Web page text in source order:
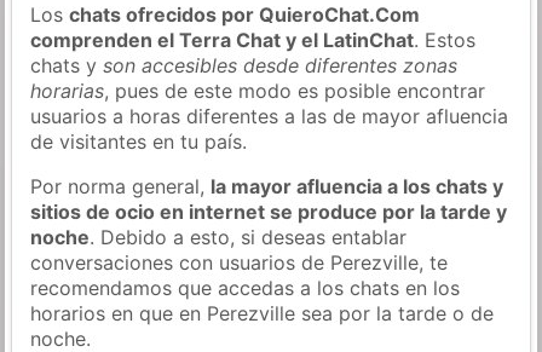
Loschats ofrecidos por QuieroChat.Com
comprenden el Terra Chat y el LatinChat. Estos
chats yson accesibles desde diferentes zonas
horarias, pues de este modo es posible encontrar
usuarios a horas diferentes a las de mayor afluencia
de visitantes en tu país.
Por norma general, la mayor afluencia a los chats y
sitios de ocio en internet se produce por la tarde y
noche. Debido a esto, si deseas entablar
conversaciones con usuarios de Perezville, te
recomendamos que accedas a los chats en los
horarios en que en Perezville sea por la tarde o de
noche.